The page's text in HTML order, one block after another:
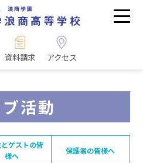
資料請求 アクセス
活動
ゲストの皆
様へ
保護者の皆様へ